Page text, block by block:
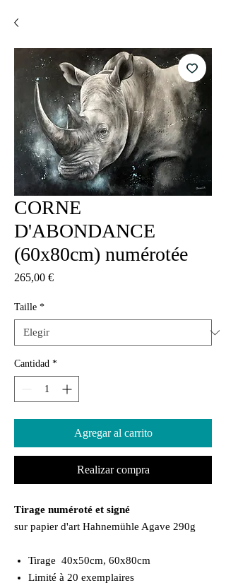
CORNE
D'ABONDANCE
(60x80cm) numérotée
265,00 €Precio
Taille *
Cantidad *
Agregar al carrito
Realizar compra
Tirage numéroté et signé
sur papier d'art Hahnemühle Agave 290g
Tirage 40x50cm, 60x80cm
Limité à 20 exemplaires